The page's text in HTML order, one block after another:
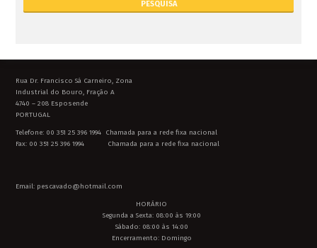
Rua Dr. Francisco Sá Carneiro, Zona
Industrial do Bouro, Fração A
4740 – 208 Esposende
PORTUGAL
Telefone: 00 351 25 396 1994 Chamada para a rede fixa nacional
Fax: 00 351 25 396 1994 Chamada para a rede fixa nacional
Email: pescavado@hotmail.com
HORÁRIO
Segunda a Sexta: 08:00 às 19:00
Sábado: 08:00 às 14:00
Encerramento: Domingo